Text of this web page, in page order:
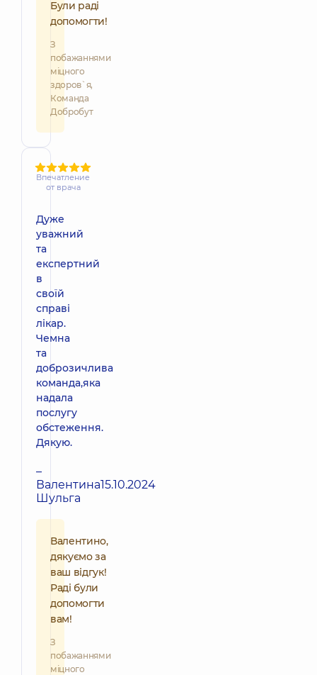
Були раді
допомогти!
З
побажаннями
міцного
здоров`я,
Команда
Добробут
Впечатление
от врача
Дуже
уважний
та
експертний
в
своїй
справі
лікар.
Чемна
та
доброзичлива
команда,яка
надала
послугу
обстеження.
Дякую.
–
Валентина
Шульга
15.10.2024
Валентино,
дякуємо за
ваш відгук!
Раді були
допомогти
вам!
З
побажаннями
міцного